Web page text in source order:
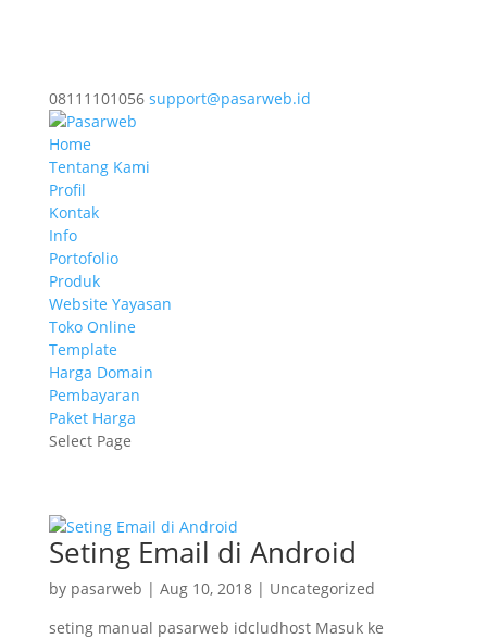
08111101056 support@pasarweb.id
Home
Tentang Kami
Profil
Kontak
Info
Portofolio
Produk
Website Yayasan
Toko Online
Template
Harga Domain
Pembayaran
Paket Harga
Select Page
Seting Email di Android
by pasarweb | Aug 10, 2018| Uncategorized
seting manual pasarweb idcludhost Masuk ke